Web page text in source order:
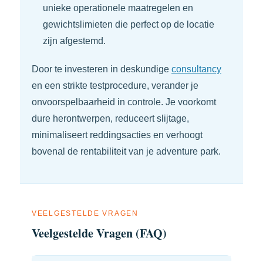
unieke operationele maatregelen en
gewichtslimieten die perfect op de locatie
zijn afgestemd.
Door te investeren in deskundige consultancy
en een strikte testprocedure, verander je
onvoorspelbaarheid in controle. Je voorkomt
dure herontwerpen, reduceert slijtage,
minimaliseert reddingsacties en verhoogt
bovenal de rentabiliteit van je adventure park.
VEELGESTELDE VRAGEN
Veelgestelde Vragen (FAQ)